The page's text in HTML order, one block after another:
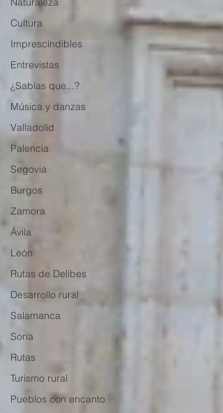
Cultura
Imprescindibles
Entrevistas
¿Sabías que...?
Música y danzas
Valladolid
Palencia
Segovia
Burgos
Zamora
Ávila
León
Rutas de Delibes
Desarrollo rural
Salamanca
Soria
Rutas
Turismo rural
Pueblos con encanto